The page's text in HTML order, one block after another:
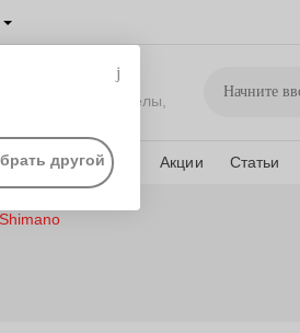
другой
Велосипеды в
самокаты, беговелы,
О компании Акции Статьи
Shimano